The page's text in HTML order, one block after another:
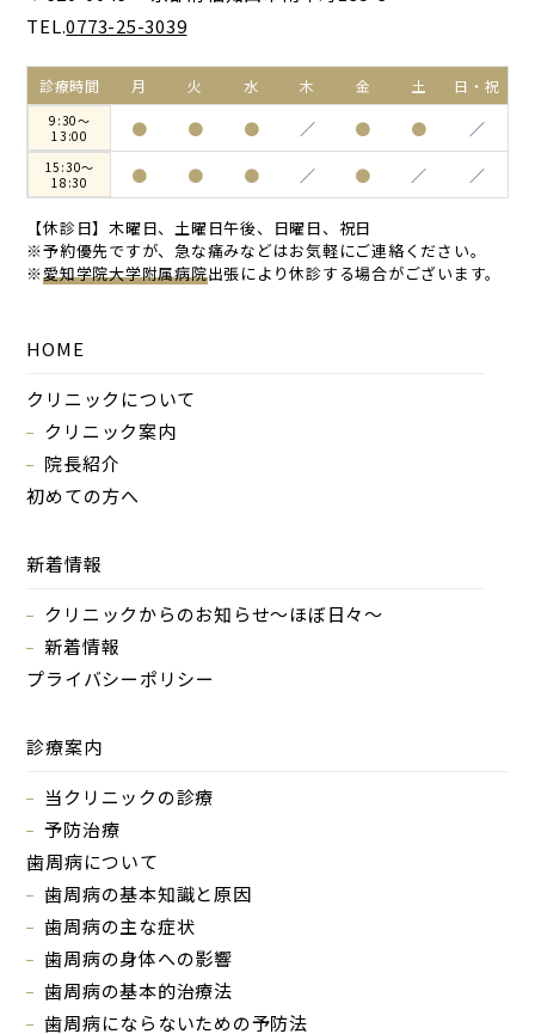
TEL.0773-25-3039
診療時間 月 火 水 木 金 土 日・祝
9:30～
13:00
● ● ● ／ ● ● ／
15:30～
18:30
● ● ● ／ ● ／ ／
【休診日】木曜日、土曜日午後、日曜日、祝日
※予約優先ですが、急な痛みなどはお気軽にご連絡ください。
※愛知学院大学附属病院出張により休診する場合がございます。
HOME
クリニックについて
クリニック案内
院長紹介
初めての方へ
新着情報
クリニックからのお知らせ～ほぼ日々～
新着情報
プライバシーポリシー
診療案内
当クリニックの診療
予防治療
歯周病について
歯周病の基本知識と原因
歯周病の主な症状
歯周病の身体への影響
歯周病の基本的治療法
歯周病にならないための予防法